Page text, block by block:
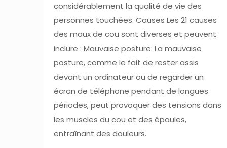
considérablement la qualité de vie des
personnes touchées. Causes Les 21 causes
des maux de cou sont diverses et peuvent
inclure : Mauvaise posture: La mauvaise
posture, comme le fait de rester assis
devant un ordinateur ou de regarder un
écran de téléphone pendant de longues
périodes, peut provoquer des tensions dans
les muscles du cou et des épaules,
entraînant des douleurs.